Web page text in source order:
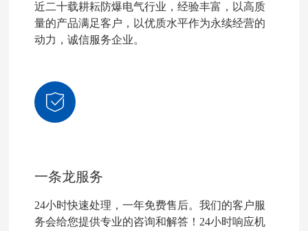
近二十载耕耘防爆电气行业，经验丰富，以高质
量的产品满足客户，以优质水平作为永续经营的
动力，诚信服务企业。
一条龙服务
24小时快速处理，一年免费售后。我们的客户服
务会给您提供专业的咨询和解答！24小时响应机